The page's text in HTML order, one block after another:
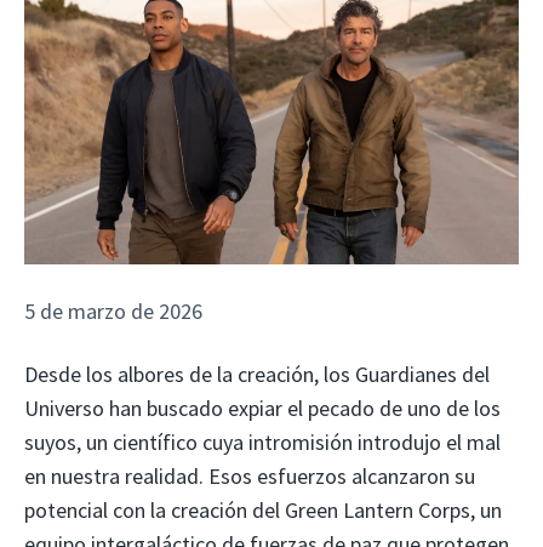
5 de marzo de 2026
Desde los albores de la creación, los Guardianes del
Universo han buscado expiar el pecado de uno de los
suyos, un científico cuya intromisión introdujo el mal
en nuestra realidad. Esos esfuerzos alcanzaron su
potencial con la creación del Green Lantern Corps, un